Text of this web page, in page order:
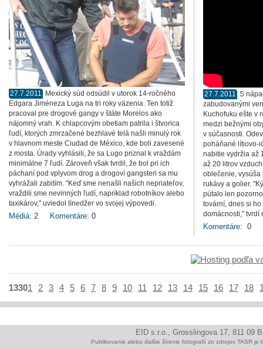
27.7.2011
Mexický súd odsúdil v utorok 14-ročného
Edgara Jiméneza Luga na tri roky väzenia. Ten totiž
pracoval pre drogové gangy v štáte Morelos ako
nájomný vrah. K chlapcovým obetiam patrila i štvorica
ľudí, ktorých zmrzačené bezhlavé telá našli minulý rok
v hlavnom meste Ciudad de México, kde boli zavesené
z mosta. Úrady vyhlásili, že sa Lugo priznal k vraždám
minimálne 7 ľudí. Zároveň však tvrdil, že bol pri ich
páchaní pod vplyvom drog a drogoví gangsteri sa mu
vyhrážali zabitím. "Keď sme nenašli našich nepriateľov,
vraždili sme nevinných ľudí, napríklad robotníkov alebo
taxikárov," uviedol tínedžer vo svojej výpovedi.
Médiá: 2 Komentáre: 0
27.7.2011 S
zabudovanými
Kuchofuku ešte v
medzi bežnými
v súčasnosti.
poháňané lítiovo-
nabitie vydržia až
až 20 litrov
oblečenie, vysúša
rukávy a golier.
pútalo len
tovární, dnes si
domácnosti," tvrdí
Komentáre: 0
13301 2 3 4 5 6 7 8 9 10 11 12 13 14 15 16 17 18
EID s.r.o., Grosslingova 17, 811 09
Publikovanie alebo ďalšie šírenie fotografií zo zdrojov TASR